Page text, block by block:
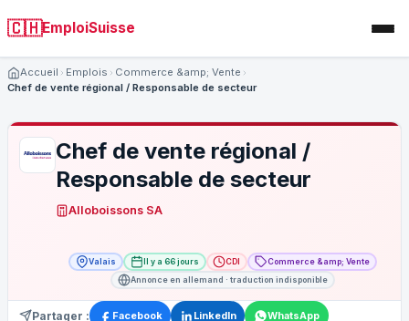
🇨🇭EmploiSuisse
Accueil Emplois
Commerce &amp; Vente
Chef de vente régional / Responsable de secteur
Chef de vente régional /
Responsable de secteur
Alloboissons SA
Valais Il y a 66 jours CDI
Commerce &amp; Vente
Annonce en allemand · traduction indisponible
Partager : Facebook LinkedIn WhatsApp